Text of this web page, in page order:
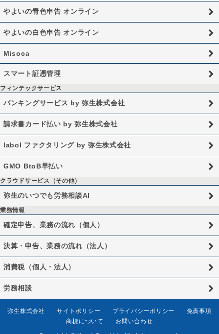
やよいの青色申告 オンライン
やよいの白色申告 オンライン
Misoca
スマート証憑管理
フィンテックサービス
バンキングサービス by 弥生株式会社
請求書カード払い by 弥生株式会社
labol ファクタリング by 弥生株式会社
GMO BtoB早払い
クラウドサービス（その他）
弥生のいつでも労務相談AI
業務情報
確定申告、業務の流れ（個人）
決算・申告、業務の流れ（法人）
消費税（個人・法人）
労務相談
弥生株式会社 サイトポリシー プライバシーポリシー
免責事項
商標について
お問い合わせ